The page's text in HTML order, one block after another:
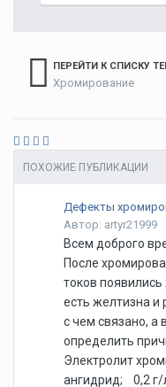
ПЕРЕЙТИ К СПИСКУ
Хромирование
ПОХОЖИЕ ПУБЛИКАЦИИ
Дефекты
Автор: artyr21999
Всем доброго
После
токов
есть желтизна и
с чем связано, а
определить
Электролит
ангидрид; 0,2 г/